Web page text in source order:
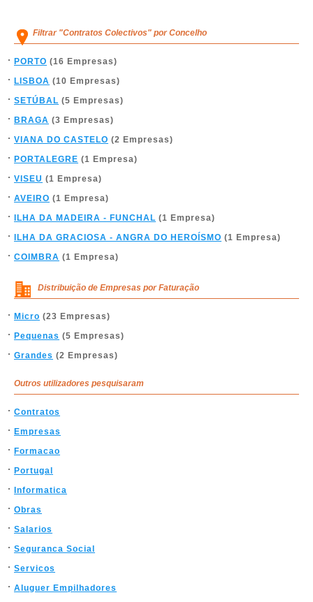
Filtrar "Contratos Colectivos" por Concelho
PORTO (16 Empresas)
LISBOA (10 Empresas)
SETÚBAL (5 Empresas)
BRAGA (3 Empresas)
VIANA DO CASTELO (2 Empresas)
PORTALEGRE (1 Empresa)
VISEU (1 Empresa)
AVEIRO (1 Empresa)
ILHA DA MADEIRA - FUNCHAL (1 Empresa)
ILHA DA GRACIOSA - ANGRA DO HEROÍSMO (1 Empresa)
COIMBRA (1 Empresa)
Distribuição de Empresas por Faturação
Micro (23 Empresas)
Pequenas (5 Empresas)
Grandes (2 Empresas)
Outros utilizadores pesquisaram
Contratos
Empresas
Formacao
Portugal
Informatica
Obras
Salarios
Seguranca Social
Servicos
Aluguer Empilhadores